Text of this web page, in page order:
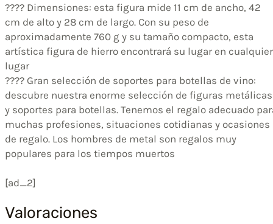
???? Dimensiones: esta figura mide 11 cm de ancho, 42
cm de alto y 28 cm de largo. Con su peso de
aproximadamente 760 g y su tamaño compacto, esta
artística figura de hierro encontrará su lugar en cualquier
lugar
???? Gran selección de soportes para botellas de vino:
descubre nuestra enorme selección de figuras metálicas
y soportes para botellas. Tenemos el regalo adecuado
muchas profesiones, situaciones cotidianas y ocasiones
de regalo. Los hombres de metal son regalos muy
populares para los tiempos muertos
[ad_2]
Valoraciones